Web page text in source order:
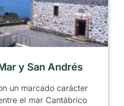
y San Andrés
un marcado carácter
el mar Cantábrico